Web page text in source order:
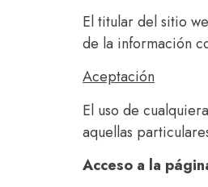
El titular del sitio
de la información
Aceptación
El uso de
aquellas
Acceso a la